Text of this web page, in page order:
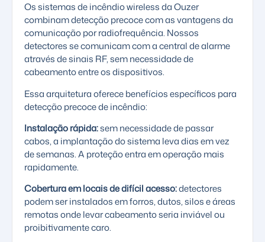
Ossistemas de incêndio wirelessda Ouzer
combinam detecção precoce com as vantagens da
comunicação por radiofrequência. Nossos
detectores se comunicam com acentral de alarme
através de sinais RF, sem necessidade de
cabeamento entre os dispositivos.
Essa arquitetura oferece benefícios específicos para
detecção precoce de incêndio:
Instalação rápida:sem necessidade de passar
cabos, a implantação do sistema leva dias em vez
de semanas. A proteção entra em operação mais
rapidamente.
Cobertura em locais de difícil acesso:detectores
podem ser instalados em forros, dutos, silos e áreas
remotas onde levar cabeamento seria inviável ou
proibitivamente caro.